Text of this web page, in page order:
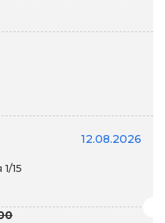
12.08.2026
15